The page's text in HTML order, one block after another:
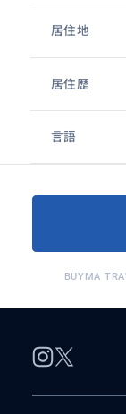
居住地
居住歴
言語
BUYMA